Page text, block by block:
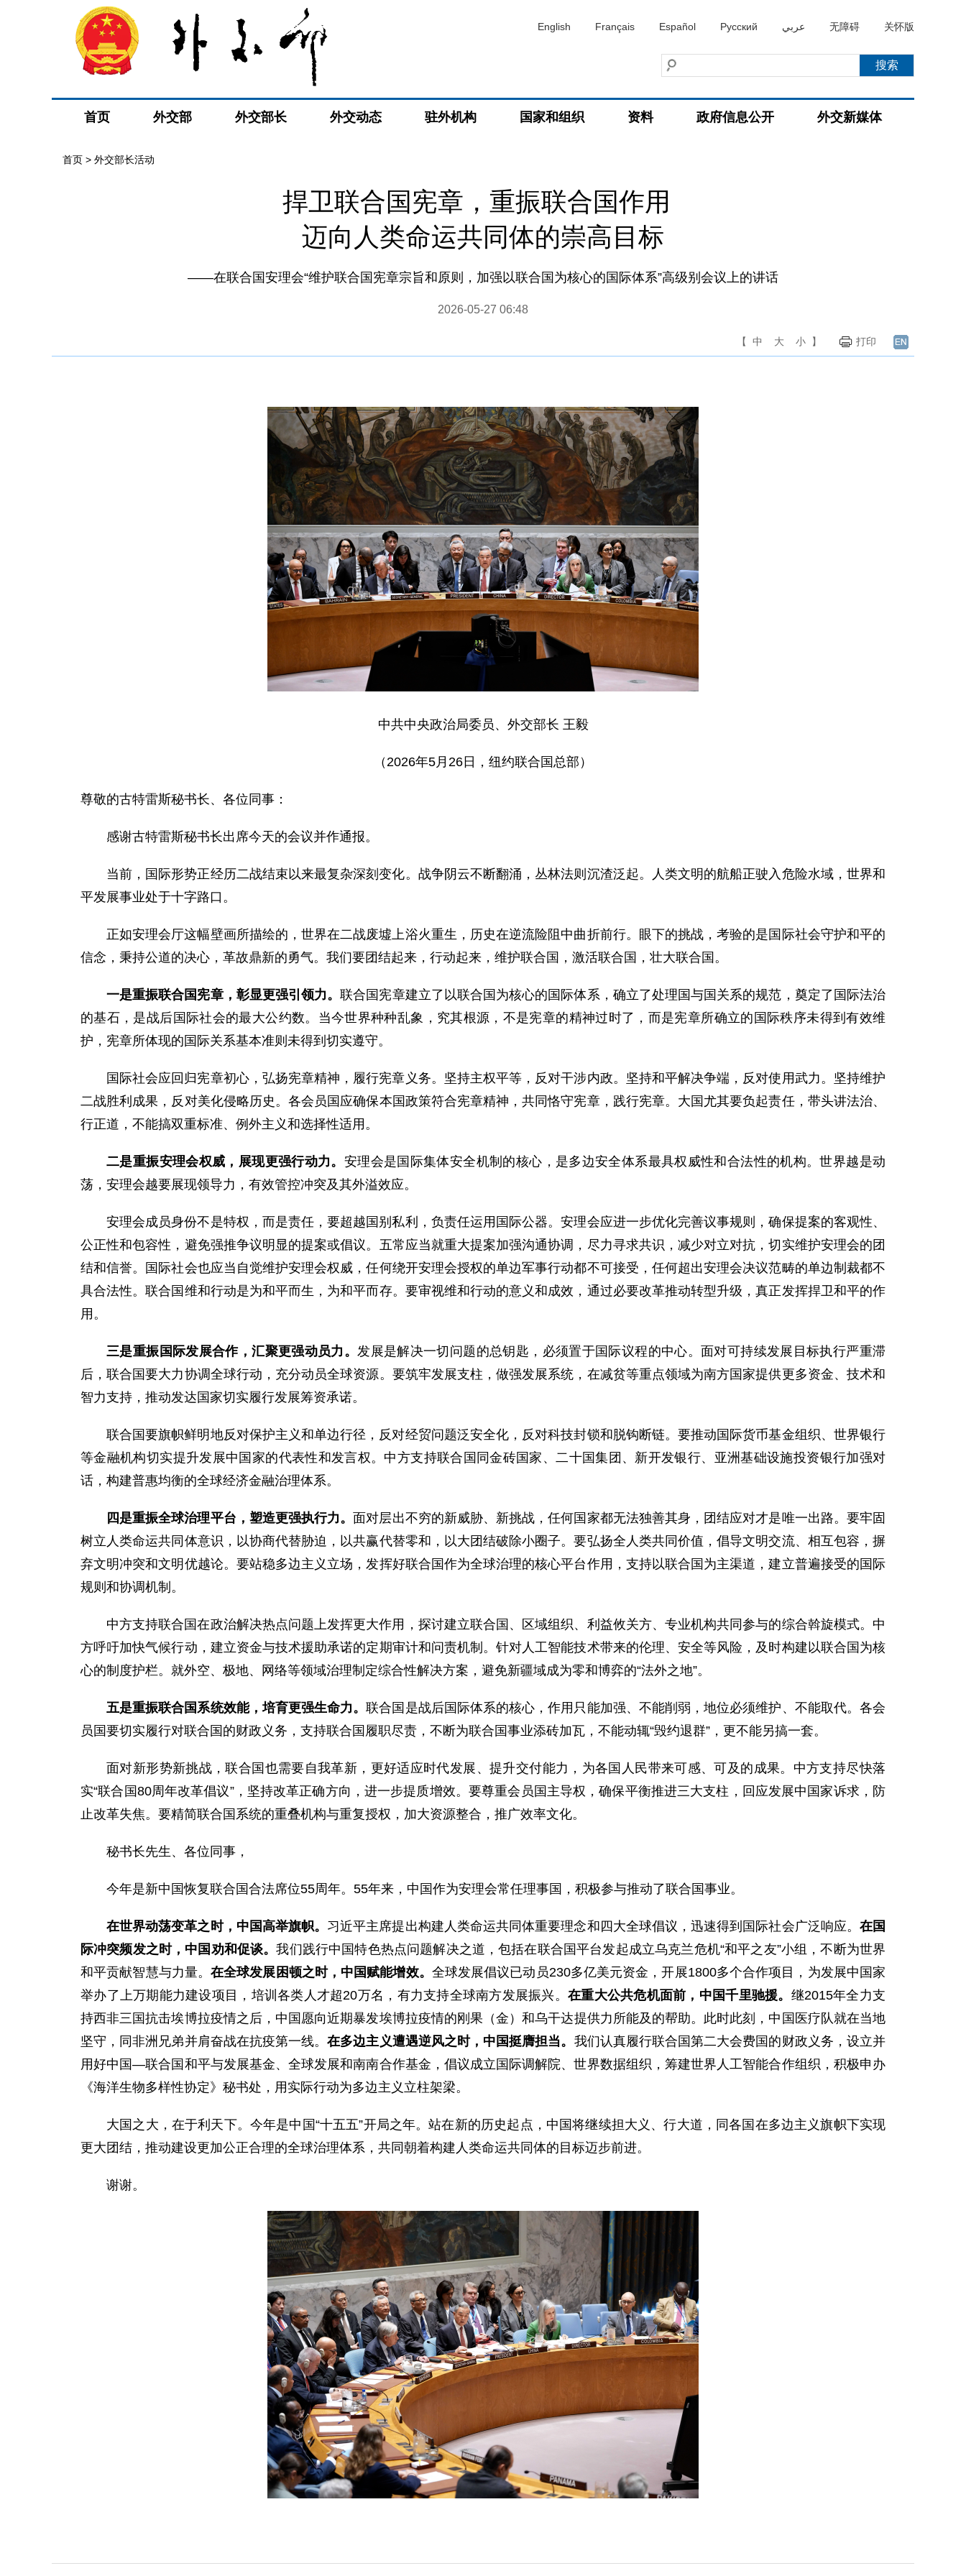
English Français Español Русский عربي 无障碍 关怀版
首页 外交部 外交部长 外交动态 驻外机构 国家和组织 资料 政府信息公开 外交新媒体
首页 > 外交部长活动
捍卫联合国宪章，重振联合国作用
迈向人类命运共同体的崇高目标
——在联合国安理会“维护联合国宪章宗旨和原则，加强以联合国为核心的国际体系”高级别会议上的讲话
2026-05-27 06:48
【 中 大 小 】 打印
中共中央政治局委员、外交部长 王毅
（2026年5月26日，纽约联合国总部）
尊敬的古特雷斯秘书长、各位同事：
感谢古特雷斯秘书长出席今天的会议并作通报。
当前，国际形势正经历二战结束以来最复杂深刻变化。战争阴云不断翻涌，丛林法则沉渣泛起。人类文明的航船正驶入危险水域，世界和
平发展事业处于十字路口。
正如安理会厅这幅壁画所描绘的，世界在二战废墟上浴火重生，历史在逆流险阻中曲折前行。眼下的挑战，考验的是国际社会守护和平的
信念，秉持公道的决心，革故鼎新的勇气。我们要团结起来，行动起来，维护联合国，激活联合国，壮大联合国。
一是重振联合国宪章，彰显更强引领力。联合国宪章建立了以联合国为核心的国际体系，确立了处理国与国关系的规范，奠定了国际法治
的基石，是战后国际社会的最大公约数。当今世界种种乱象，究其根源，不是宪章的精神过时了，而是宪章所确立的国际秩序未得到有效维
护，宪章所体现的国际关系基本准则未得到切实遵守。
国际社会应回归宪章初心，弘扬宪章精神，履行宪章义务。坚持主权平等，反对干涉内政。坚持和平解决争端，反对使用武力。坚持维护
二战胜利成果，反对美化侵略历史。各会员国应确保本国政策符合宪章精神，共同恪守宪章，践行宪章。大国尤其要负起责任，带头讲法治、
行正道，不能搞双重标准、例外主义和选择性适用。
二是重振安理会权威，展现更强行动力。 安理会是国际集体安全机制的核心，是多边安全体系最具权威性和合法性的机构。世界越是动
荡，安理会越要展现领导力，有效管控冲突及其外溢效应。
安理会成员身份不是特权，而是责任，要超越国别私利，负责任运用国际公器。安理会应进一步优化完善议事规则，确保提案的客观性、
公正性和包容性，避免强推争议明显的提案或倡议。五常应当就重大提案加强沟通协调，尽力寻求共识，减少对立对抗，切实维护安理会的团
结和信誉。国际社会也应当自觉维护安理会权威，任何绕开安理会授权的单边军事行动都不可接受，任何超出安理会决议范畴的单边制裁都不
具合法性。联合国维和行动是为和平而生，为和平而存。要审视维和行动的意义和成效，通过必要改革推动转型升级，真正发挥捍卫和平的作
用。
三是重振国际发展合作，汇聚更强动员力。发展是解决一切问题的总钥匙，必须置于国际议程的中心。面对可持续发展目标执行严重滞
后，联合国要大力协调全球行动，充分动员全球资源。要筑牢发展支柱，做强发展系统，在减贫等重点领域为南方国家提供更多资金、技术和
智力支持，推动发达国家切实履行发展筹资承诺。
联合国要旗帜鲜明地反对保护主义和单边行径，反对经贸问题泛安全化，反对科技封锁和脱钩断链。要推动国际货币基金组织、世界银行
等金融机构切实提升发展中国家的代表性和发言权。中方支持联合国同金砖国家、二十国集团、新开发银行、亚洲基础设施投资银行加强对
话，构建普惠均衡的全球经济金融治理体系。
四是重振全球治理平台，塑造更强执行力。 面对层出不穷的新威胁、新挑战，任何国家都无法独善其身，团结应对才是唯一出路。要牢固
树立人类命运共同体意识，以协商代替胁迫，以共赢代替零和，以大团结破除小圈子。要弘扬全人类共同价值，倡导文明交流、相互包容，摒
弃文明冲突和文明优越论。要站稳多边主义立场，发挥好联合国作为全球治理的核心平台作用，支持以联合国为主渠道，建立普遍接受的国际
规则和协调机制。
中方支持联合国在政治解决热点问题上发挥更大作用，探讨建立联合国、区域组织、利益攸关方、专业机构共同参与的综合斡旋模式。中
方呼吁加快气候行动，建立资金与技术援助承诺的定期审计和问责机制。针对人工智能技术带来的伦理、安全等风险，及时构建以联合国为核
心的制度护栏。就外空、极地、网络等领域治理制定综合性解决方案，避免新疆域成为零和博弈的“法外之地”。
五是重振联合国系统效能，培育更强生命力。联合国是战后国际体系的核心，作用只能加强、不能削弱，地位必须维护、不能取代。各会
员国要切实履行对联合国的财政义务，支持联合国履职尽责，不断为联合国事业添砖加瓦，不能动辄“毁约退群”，更不能另搞一套。
面对新形势新挑战，联合国也需要自我革新，更好适应时代发展、提升交付能力，为各国人民带来可感、可及的成果。中方支持尽快落
实“联合国80周年改革倡议”，坚持改革正确方向，进一步提质增效。要尊重会员国主导权，确保平衡推进三大支柱，回应发展中国家诉求，防
止改革失焦。要精简联合国系统的重叠机构与重复授权，加大资源整合，推广效率文化。
秘书长先生、各位同事，
今年是新中国恢复联合国合法席位55周年。55年来，中国作为安理会常任理事国，积极参与推动了联合国事业。
在世界动荡变革之时，中国高举旗帜。 习近平主席提出构建人类命运共同体重要理念和四大全球倡议，迅速得到国际社会广泛响应。 在国
际冲突频发之时，中国劝和促谈。我们践行中国特色热点问题解决之道，包括在联合国平台发起成立乌克兰危机“和平之友”小组，不断为世界
和平贡献智慧与力量。在全球发展困顿之时，中国赋能增效。 全球发展倡议已动员230多亿美元资金，开展1800多个合作项目，为发展中国家
举办了上万期能力建设项目，培训各类人才超20万名，有力支持全球南方发展振兴。在重大公共危机面前，中国千里驰援。 继2015年全力支
持西非三国抗击埃博拉疫情之后，中国愿向近期暴发埃博拉疫情的刚果（金 ）和乌干达提供力所能及的帮助。此时此刻，中国医疗队就在当地
坚守，同非洲兄弟并肩奋战在抗疫第一线。在多边主义遭遇逆风之时，中国挺膺担当。 我们认真履行联合国第二大会费国的财政义务，设立并
用好中国—联合国和平与发展基金、全球发展和南南合作基金，倡议成立国际调解院、世界数据组织，筹建世界人工智能合作组织，积极申办
《海洋生物多样性协定》秘书处，用实际行动为多边主义立柱架梁。
大国之大，在于利天下。今年是中国“十五五”开局之年。站在新的历史起点，中国将继续担大义、行大道，同各国在多边主义旗帜下实现
更大团结，推动建设更加公正合理的全球治理体系，共同朝着构建人类命运共同体的目标迈步前进。
谢谢。